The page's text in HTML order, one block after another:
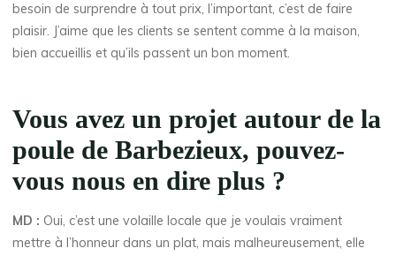
besoin de surprendre à tout prix, l’important, c’est de faire
plaisir. J’aime que les clients se sentent comme à la maison,
bien accueillis et qu’ils passent un bon moment.
Vous avez un projet autour de la
poule de Barbezieux, pouvez-
vous nous en dire plus ?
MD : Oui, c’est une volaille locale que je voulais vraiment
mettre à l’honneur dans un plat, mais malheureusement, elle